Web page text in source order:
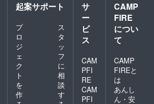
起案サポート
プ
ロ
ジ
ェ
ク
ト
を
作
ス
タ
ッ
フ
に
相
談
す
サ
ー
ビ
ス
CAM
PFI
RE
CAM
PFI
CAMP
FIRE
につい
て
CAMP
FIREと
は
あんし
ん・安